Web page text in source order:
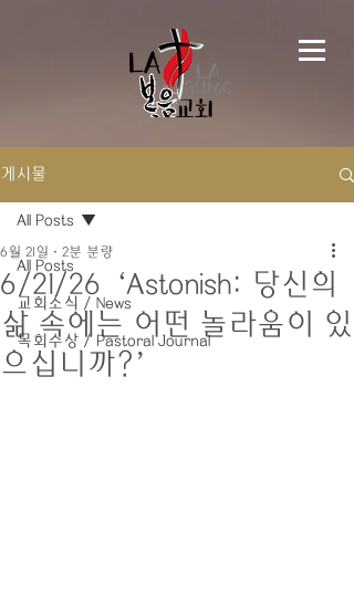
게시물
All Posts
교회소식 / News
목회수상 / Pastoral Journal
All Posts
6/21/26 ‘Astonish: 당신의
삶 속에는 어떤 놀라움이 있
으십니까?’
6월 21일 2분 분량